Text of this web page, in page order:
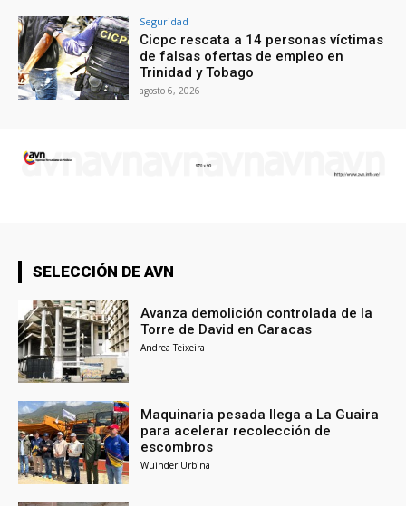
Seguridad
Cicpc rescata a 14 personas víctimas
de falsas ofertas de empleo en
Trinidad y Tobago
agosto 6, 2026
SELECCIÓN DE AVN
Avanza demolición controlada de la
Torre de David en Caracas
Andrea Teixeira
Maquinaria pesada llega a La Guaira
para acelerar recolección de
escombros
Wuinder Urbina